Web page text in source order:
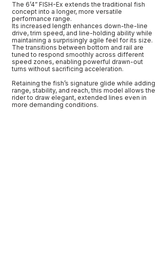
The 6’4” FISH-Ex extends the traditional fish
concept into a longer, more versatile
performance range.
Its increased length enhances down-the-line
drive, trim speed, and line-holding ability while
maintaining a surprisingly agile feel for its size.
The transitions between bottom and rail are
tuned to respond smoothly across different
speed zones, enabling powerful drawn-out
turns without sacrificing acceleration.
Retaining the fish’s signature glide while adding
range, stability, and reach, this model allows the
rider to draw elegant, extended lines even in
more demanding conditions.